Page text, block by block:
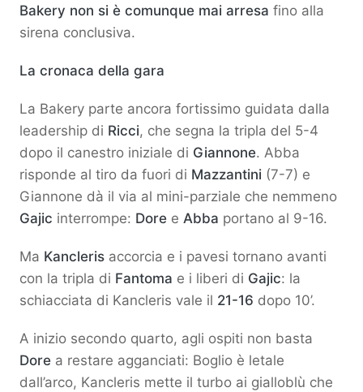
Bakery non si è comunque mai arresa fino alla
sirena conclusiva.
La cronaca della gara
La Bakery parte ancora fortissimo guidata dalla
leadership di Ricci, che segna la tripla del 5-4
dopo il canestro iniziale di Giannone. Abba
risponde al tiro da fuori di Mazzantini (7-7) e
Giannone dà il via al mini-parziale che nemmeno
Gajic interrompe: Dore e Abba portano al 9-16.
Ma Kancleris accorcia e i pavesi tornano avanti
con la tripla di Fantoma e i liberi di Gajic: la
schiacciata di Kancleris vale il 21-16 dopo 10’.
A inizio secondo quarto, agli ospiti non basta
Dore a restare agganciati: Boglio è letale
dall’arco, Kancleris mette il turbo ai gialloblù che